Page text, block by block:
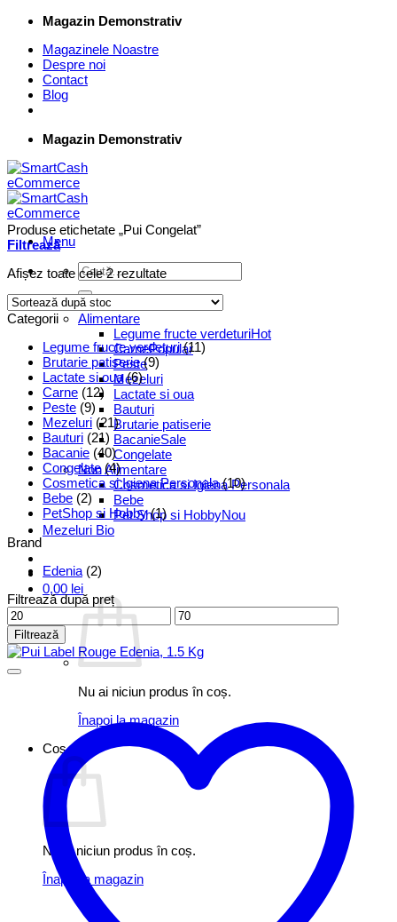
Skip
content
Magazin Demonstrativ
Magazinele Noastre
Despre noi
Contact
Blog
Magazin Demonstrativ
Menu
Caută
după:
Supermarket Online
Alimentare
Legume fructe verdeturi
Carne
Peste
Mezeluri
Lactate si oua
Bauturi
Brutarie patiserie
Bacanie
Congelate
Non Alimentare
Cosmetica si Igiena Personala
Bebe
Pet Shop si Hobby
Mezeluri Bio
0,00 lei
Nu ai niciun produs în coș.
Înapoi la magazin
Coș
Nu ai niciun produs în coș.
Înapoi la magazin
Produse etichetate „Pui Congelat”
Filtrează
Afișez toate cele 2 rezultate
Categorii
Legume fructe verdeturi (11)
Brutarie patiserie (9)
Lactate si oua (6)
Carne (12)
Peste (9)
Mezeluri (21)
Bauturi (21)
Bacanie (40)
Congelate (4)
Cosmetica si Igiena Personala (10)
Bebe (2)
PetShop si Hobby (1)
Brand
Edenia (2)
Filtrează după preț
Preț
minim
Preț
maxim
Filtrează